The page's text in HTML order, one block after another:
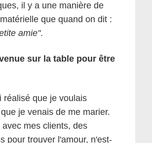
il y a une manière de
que quand on dit :
amie".
sur la table pour être
réalisé que je voulais
je venais de me marier.
mes clients, des
pour trouver l'amour, n'est-